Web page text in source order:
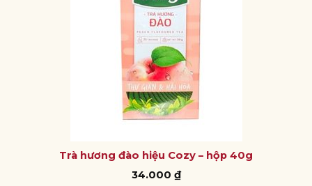
Trà hương đào hiệu Cozy – hộp 40g
34.000 ₫